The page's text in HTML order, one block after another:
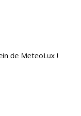
de MeteoLux !